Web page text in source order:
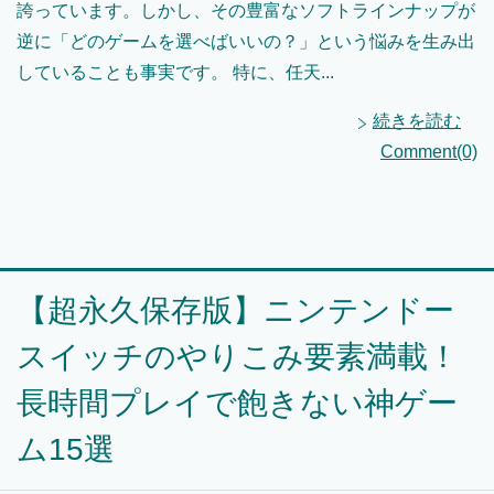
誇っています。しかし、その豊富なソフトラインナップが
逆に「どのゲームを選べばいいの？」という悩みを生み出
していることも事実です。 特に、任天...
続きを読む
Comment(0)
【超永久保存版】ニンテンドー
スイッチのやりこみ要素満載！
長時間プレイで飽きない神ゲー
ム15選